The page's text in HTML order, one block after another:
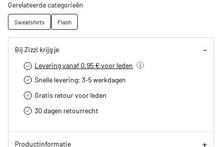
Gerelateerde categorieën
Sweatshirts Flash
Bij Zizzi krijg je
Levering vanaf 0.95 € voor leden
Snelle levering: 3-5 werkdagen
Gratis retour voor leden
30 dagen retourrecht­
Productinformatie